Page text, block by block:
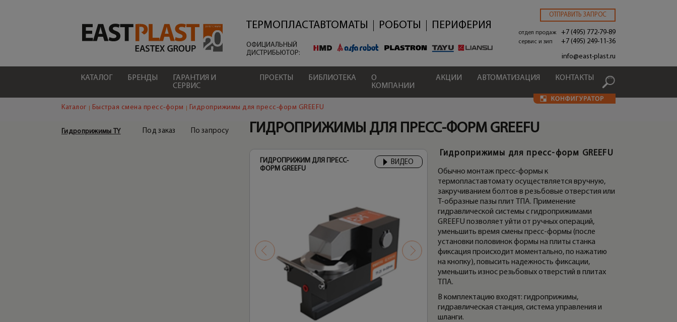
содержанию
ТЕРМОПЛАСТАВТОМАТЫ РОБОТЫ ПЕРИФЕРИЯ
ОФИЦИАЛЬНЫЙ
ДИСТРИБЬЮТОР:
ОТПРАВИТЬ ЗАПРОС
отдел продаж +7 (495) 772-79-89
сервис и зип
+7 (495) 249-11-36
info@east-plast.ru
КАТАЛОГ БРЕНДЫ
ГАРАНТИЯ И
СЕРВИС
ПРОЕКТЫ БИБЛИОТЕКА
О
КОМПАНИИ
АКЦИИ АВТОМАТИЗАЦИЯ КОНТАКТЫ
Каталог Быстрая смена пресс-форм Гидроприжимы для пресс-форм GREEFU
Гидроприжимы TY Под заказ По запросу ГИДРОПРИЖИМЫ ДЛЯ ПРЕСС-ФОРМ GREEFU
ВИДЕО
ГИДРОПРИЖИМ ДЛЯ ПРЕСС-
ФОРМ GREEFU
Гидроприжимы для пресс-форм GREEFU
Обычно монтаж пресс-формы к
термопластавтомату осуществляется вручную,
закручиванием болтов в резьбовые отверстия или
Т-образные пазы плит ТПА. Применение
гидравлической системы с гидроприжимами
GREEFU позволяет уйти от ручных операций,
уменьшить время смены пресс-формы (после
установки половинок формы на плиты станка
фиксация происходит моментально, по нажатию
на кнопку), повысить надежность фиксации,
уменьшить износ резьбовых отверстий в плитах
ТПА.
В комплектацию входят: гидроприжимы,
гидравлическая станция, система управления и
шланги.